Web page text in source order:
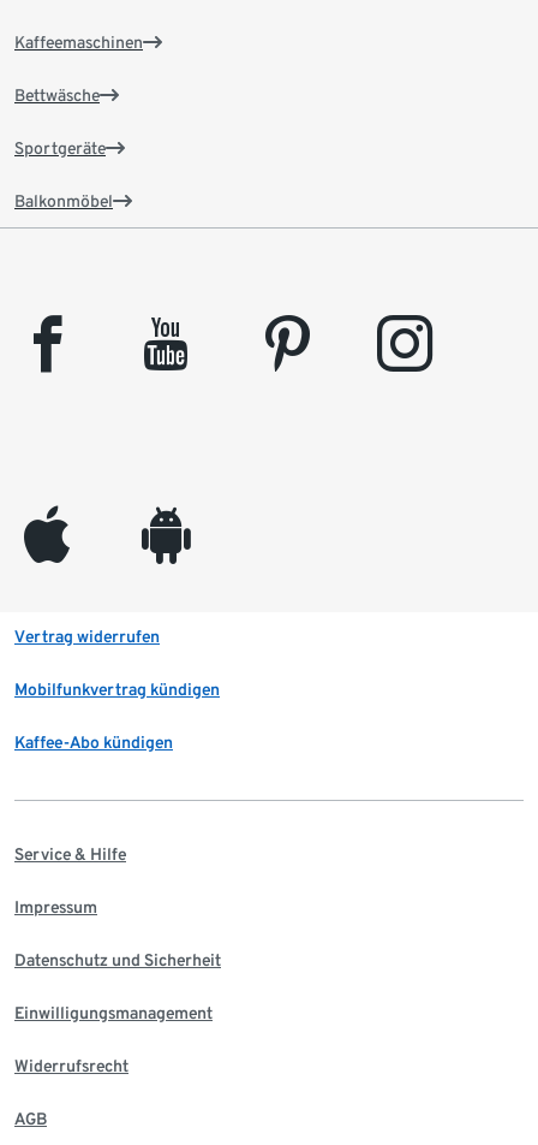
Kaffeemaschinen
Bettwäsche
Sportgeräte
Balkonmöbel
facebook youtube pinterest instagram
appleinc android
Vertrag widerrufen
Mobilfunkvertrag kündigen
Kaffee-Abo kündigen
Service & Hilfe
Impressum
Datenschutz und Sicherheit
Einwilligungsmanagement
Widerrufsrecht
AGB